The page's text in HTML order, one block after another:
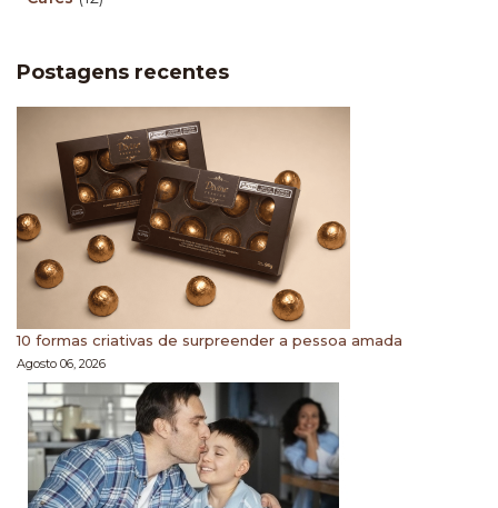
Postagens recentes
10 formas criativas de surpreender a pessoa amada
Agosto 06, 2026